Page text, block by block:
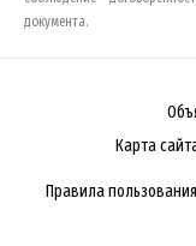
документа.
Карта
Правила